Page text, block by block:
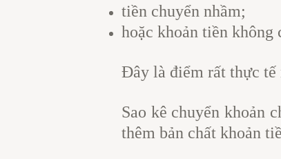
tiền chuyển nhầm;
hoặc khoản tiền không
Đây là điểm rất thực
Sao kê chuyển khoản
thêm bản chất khoản